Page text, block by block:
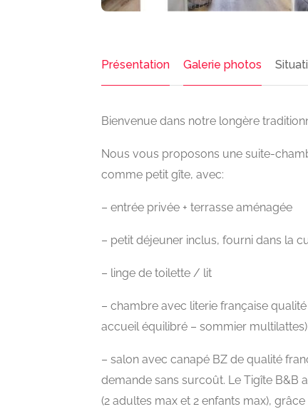
Présentation Galerie photos
Bienvenue dans notre longère
Nous vous proposons une suite-
comme petit gîte, avec:
– entrée privée + terrasse aménagée
– petit déjeuner inclus, fourni dans la
– linge de toilette / lit
– chambre avec literie française
accueil équilibré – sommier
– salon avec canapé BZ de qualité
demande sans surcoût. Le Tigîte B&B
(2 adultes max et 2 enfants max),